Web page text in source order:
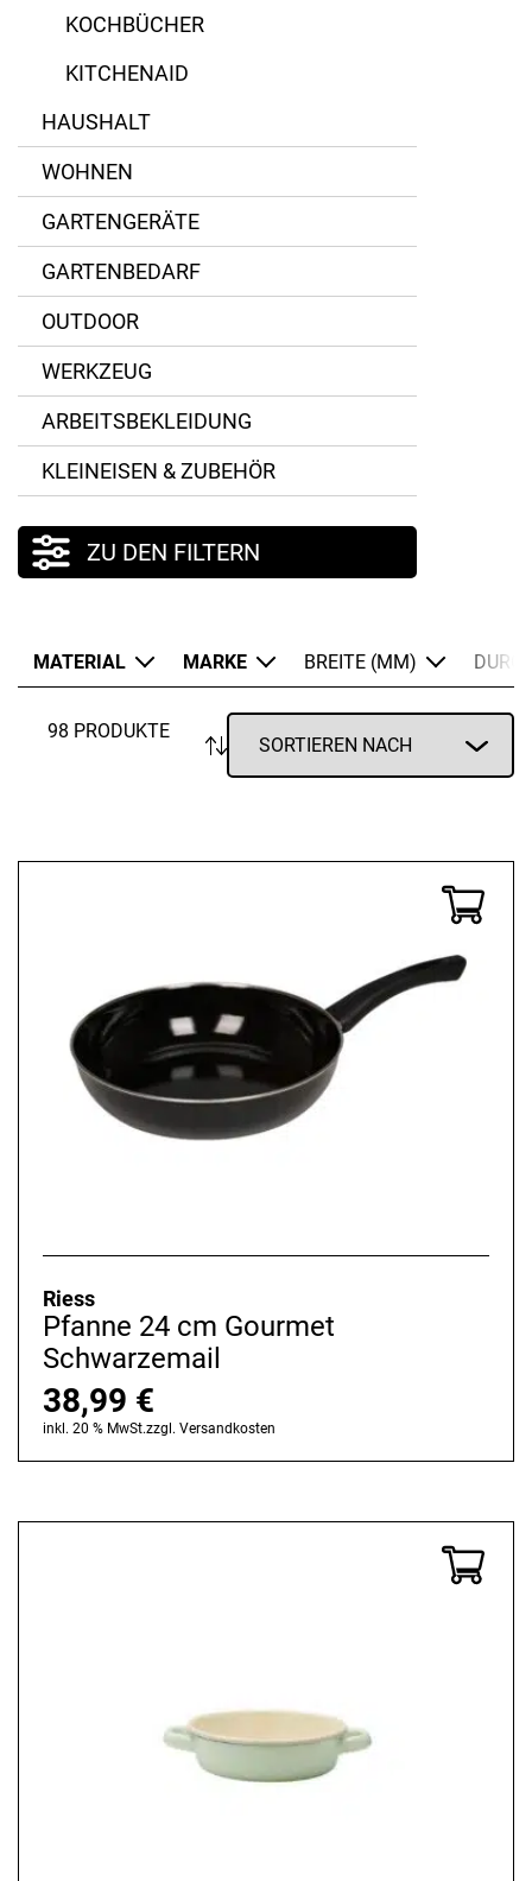
KOCHBÜCHER
KITCHENAID
HAUSHALT
WOHNEN
GARTENGERÄTE
GARTENBEDARF
OUTDOOR
WERKZEUG
ARBEITSBEKLEIDUNG
KLEINEISEN & ZUBEHÖR
ZU DEN FILTERN
MATERIAL MARKE BREITE (MM)
98 PRODUKTE
Riess
Pfanne 24 cm Gourmet
Schwarzemail
38,99 €
inkl. 20 % MwSt.zzgl. Versandkosten